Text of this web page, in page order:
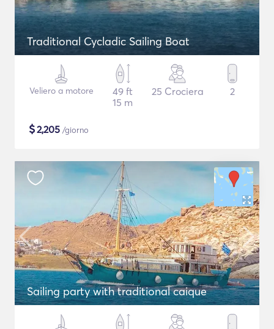
Traditional Cycladic Sailing Boat
Veliero a motore
49 ft
15 m
25 Crociera 2
$2,205 /giorno
Sailing party with traditional caique